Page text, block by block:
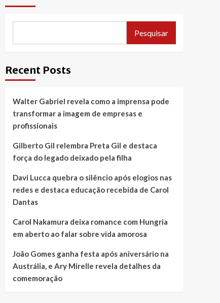
Pesquisar
Recent Posts
Walter Gabriel revela como a imprensa pode
transformar a imagem de empresas e
profissionais
Gilberto Gil relembra Preta Gil e destaca
força do legado deixado pela filha
Davi Lucca quebra o silêncio após elogios nas
redes e destaca educação recebida de Carol
Dantas
Carol Nakamura deixa romance com Hungria
em aberto ao falar sobre vida amorosa
João Gomes ganha festa após aniversário na
Austrália, e Ary Mirelle revela detalhes da
comemoração